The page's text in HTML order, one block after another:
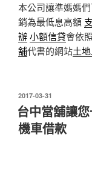
本公司讓準媽媽
銷為最低息高額
辦小額信貸會依
舖代書的網站土
發
佈
於
2017-03-31
台中當舖讓
機車借款